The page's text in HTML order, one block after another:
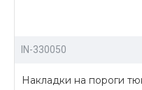
IN-330050
Накладки на пороги